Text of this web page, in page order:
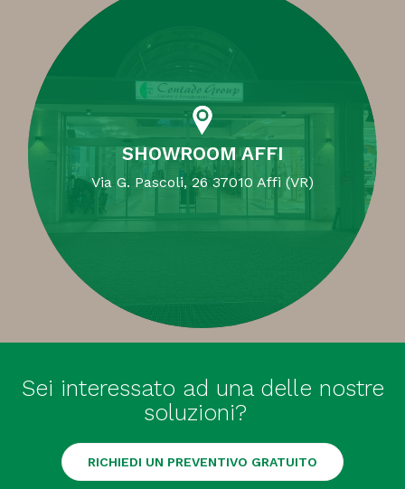
SHOWROOM AFFI
Via G. Pascoli, 26 37010 Affi (VR)
Sei interessato ad una delle nostre
soluzioni?
RICHIEDI UN PREVENTIVO GRATUITO